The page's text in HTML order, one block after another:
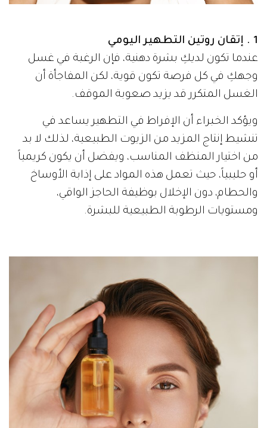
1 . إتقان روتين التطهير اليومي
عندما تكون لديكِ بشرة دهنية، فإن الرغبة في غسل
وجهكِ في كل فرصة تكون قوية، لكن المفاجأة أن
الغسل المتكرر قد يزيد صعوبة الموقف.
ويؤكد الخبراء أن الإفراط في التطهير يساعد في
تنشيط إنتاج المزيد من الزيوت الطبيعية، لذلك لا بد
من اختيار المنظف المناسب، ويفضل أن يكون كريمياً
أو حليبياً، حيث تعمل هذه المواد على إذابة الأوساخ
والحطام، دون الإخلال بوظيفة الحاجز الواقي،
ومستويات الرطوبة الطبيعية للبشرة.